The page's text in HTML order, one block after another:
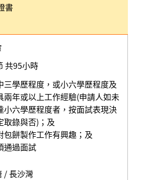
書
共95小時
三學歷程度，或小六學歷程度及
兩年或以上工作經驗(申請人如未
小六學歷程度者，按面試表現決
取錄與否)；及
包餅製作工作有興趣；及
通過面試
/ 長沙灣